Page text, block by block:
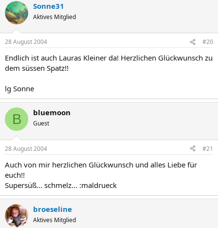
Sonne31
Aktives Mitglied
28 August 2004 #20
Endlich ist auch Lauras Kleiner da! Herzlichen Glückwunsch zu
dem süssen Spatz!!
lg Sonne
B bluemoon
Guest
28 August 2004 #21
Auch von mir herzlichen Glückwunsch und alles Liebe für
euch!!
Supersüß... schmelz... :maldrueck
broeseline
Aktives Mitglied